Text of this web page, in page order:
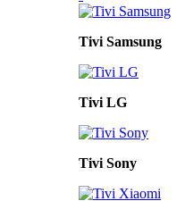
Tivi Samsung
Tivi LG
Tivi Sony